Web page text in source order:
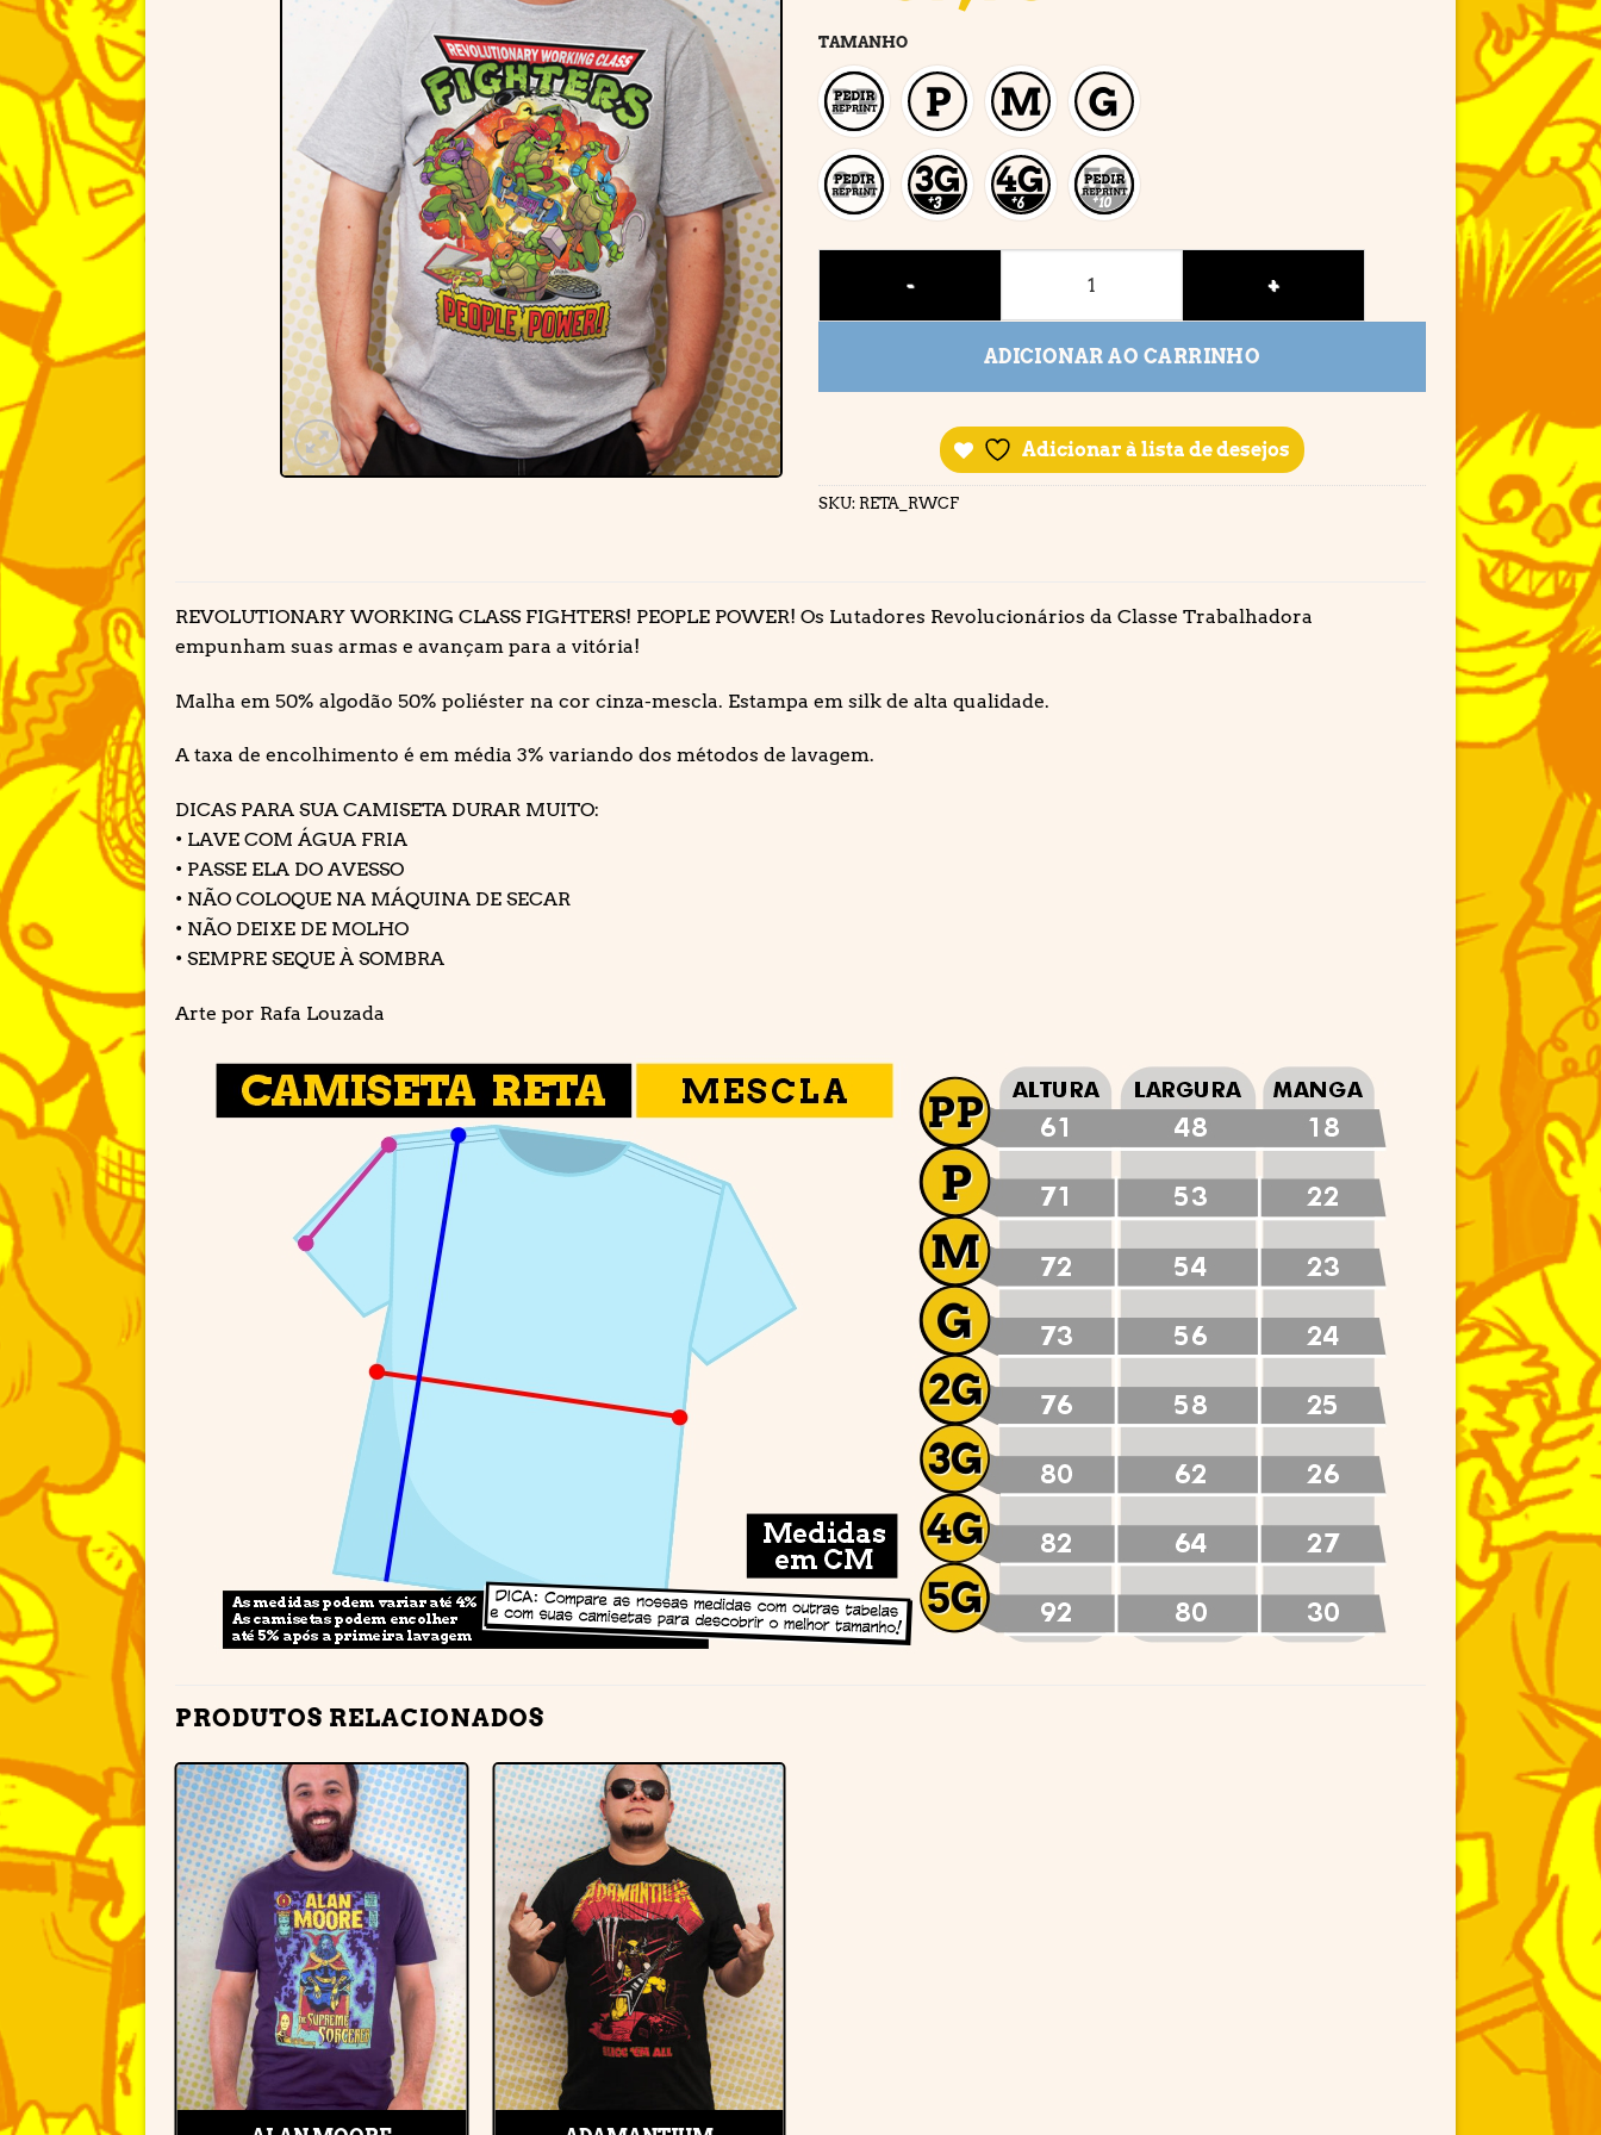
TAMANHO
ADICIONAR AO CARRINHO
Adicionar à lista de desejos
SKU: RETA_RWCF
REVOLUTIONARY WORKING CLASS FIGHTERS! PEOPLE POWER! Os Lutadores Revolucionários da Classe Trabalhadora
empunham suas armas e avançam para a vitória!
Malha em 50% algodão 50% poliéster na cor cinza-mescla. Estampa em silk de alta qualidade.
A taxa de encolhimento é em média 3% variando dos métodos de lavagem.
DICAS PARA SUA CAMISETA DURAR MUITO:
• LAVE COM ÁGUA FRIA
• PASSE ELA DO AVESSO
• NÃO COLOQUE NA MÁQUINA DE SECAR
• NÃO DEIXE DE MOLHO
• SEMPRE SEQUE À SOMBRA
Arte por Rafa Louzada
PRODUTOS RELACIONADOS
Adicionar
à lista de
desejos
Adicionar
à lista de
desejos